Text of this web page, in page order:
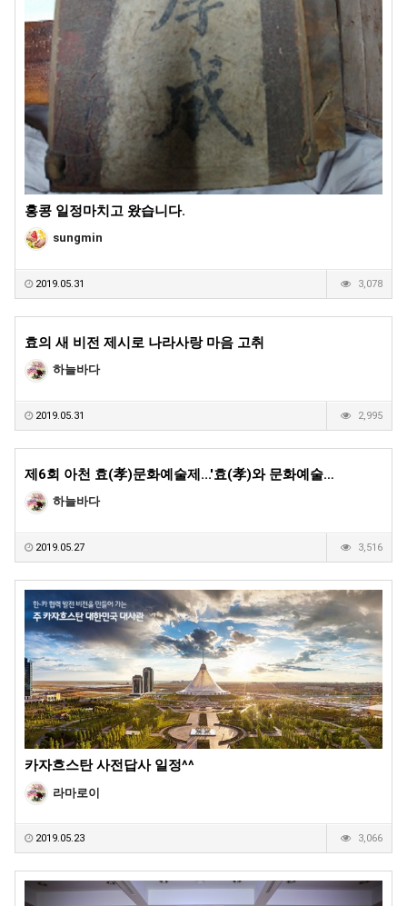
홍콩 일정마치고 왔습니다.
sungmin
2019.05.31 3,078
효의 새 비전 제시로 나라사랑 마음 고취
하늘바다
2019.05.31 2,995
제6회 아천 효(孝)문화예술제...'효(孝)와 문화예술…
하늘바다
2019.05.27 3,516
카자흐스탄 사전답사 일정^^
라마로이
2019.05.23 3,066